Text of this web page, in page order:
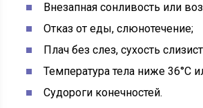
Внезапная сонливость или
Отказ от еды, слюнотечение;
Плач без слез, сухость
Температура тела ниже 36°C
Судороги конечностей.